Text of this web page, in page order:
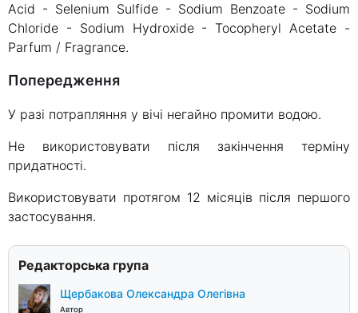
Acid - Selenium Sulfide - Sodium Benzoate - Sodium
Chloride - Sodium Hydroxide - Tocopheryl Acetate -
Parfum / Fragrance.
Попередження
У разі потрапляння у вічі негайно промити водою.
Не використовувати після закінчення терміну
придатності.
Використовувати протягом 12 місяців після першого
застосування.
Редакторська група
Щербакова Олександра Олегівна
Автор